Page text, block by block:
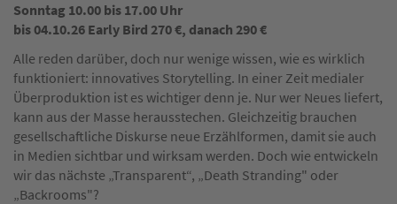
Sonntag 10.00 bis 17.00 Uhr
bis 04.10.26 Early Bird 270 €, danach 290 €
Alle reden darüber, doch nur wenige wissen, wie es wirklich
funktioniert: innovatives Storytelling. In einer Zeit medialer
Überproduktion ist es wichtiger denn je. Nur wer Neues liefert,
kann aus der Masse herausstechen. Gleichzeitig brauchen
gesellschaftliche Diskurse neue Erzählformen, damit sie auch
in Medien sichtbar und wirksam werden. Doch wie entwickeln
wir das nächste „Transparent“, „Death Stranding" oder
„Backrooms"?